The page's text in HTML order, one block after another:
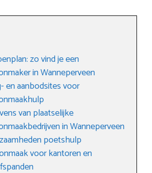
zo vind je een
in Wanneperveen
en aanbodsites voor
van plaatselijke
in Wanneperveen
poetshulp
voor kantoren en